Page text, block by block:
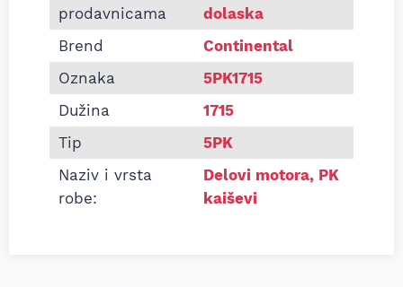
prodavnicama
dolaska
Brend
Continental
Oznaka
5PK1715
Dužina
1715
Tip
5PK
Naziv i vrsta
robe:
Delovi motora, PK
kaiševi